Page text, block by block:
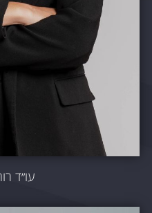
עו״ד